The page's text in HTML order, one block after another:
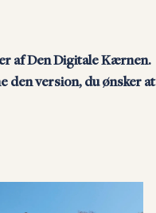
af Den Digitale Kærnen.
den version, du ønsker at